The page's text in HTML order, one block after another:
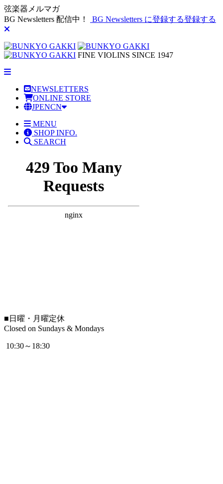
弦楽器メルマガ
BG Newsletters 配信中！
BG Newsletters に登録する登録する
FINE VIOLINS SINCE 1947
NEWSLETTERS
ONLINE STORE
JPENCN
MENU
SHOP INFO.
SEARCH
■ 日曜・月曜定休
Closed on Sundays & Mondays
10:30～18:30